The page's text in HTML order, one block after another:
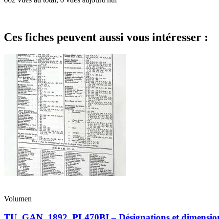
Ces fiches peuvent aussi vous intéresser :
Volumen